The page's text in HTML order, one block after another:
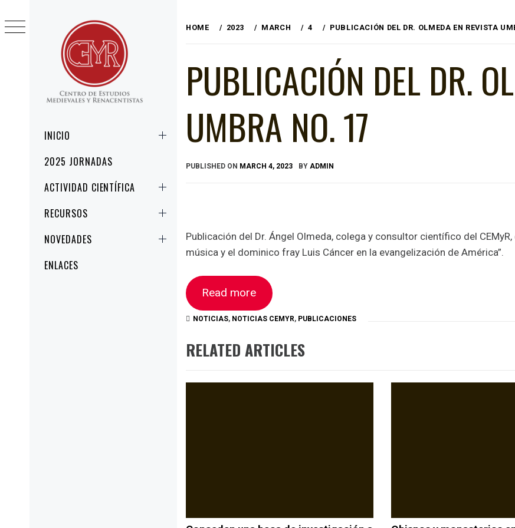
MenuINICIO
2025 JORNADAS
ACTIVIDAD CIENTÍFICA
RECURSOS
NOVEDADES
ENLACES
to
HOME 2023 MARCH 4 PUBLICACIÓN DEL DR. OLMEDA EN REVISTA
PUBLICACIÓN DEL DR.
UMBRA NO. 17
PUBLISHED ON MARCH 4, 2023 BY ADMIN
Publicación del Dr. Ángel Olmeda, colega y consultor científico del
música y el dominico fray Luis Cáncer en la evangelización de América”.
Read more
NOTICIAS, NOTICIAS CEMYR, PUBLICACIONES
RELATED ARTICLES